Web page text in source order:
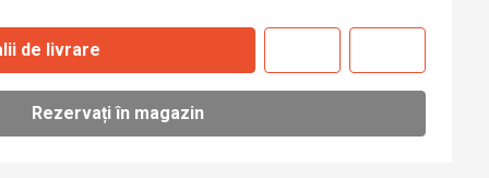
de livrare
Rezervați în magazin